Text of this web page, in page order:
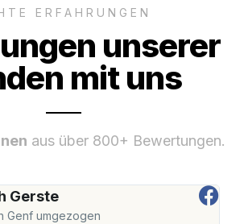
ERFAHRUNGEN
unserer
mit uns
aus über 800+ Bewertungen.
Gerste
Genf umgezogen